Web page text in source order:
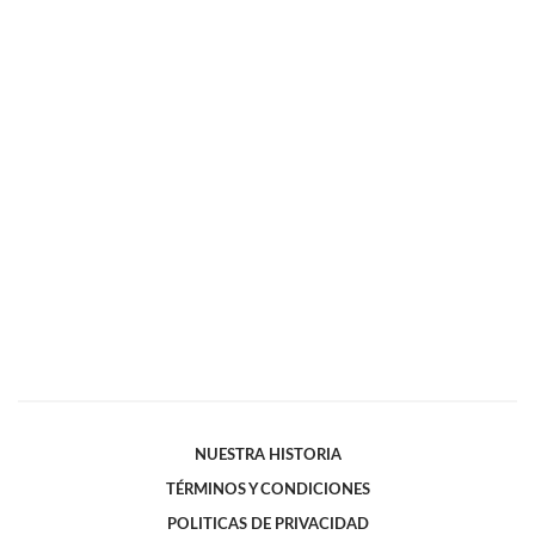
NUESTRA HISTORIA
TÉRMINOS Y CONDICIONES
POLITICAS DE PRIVACIDAD